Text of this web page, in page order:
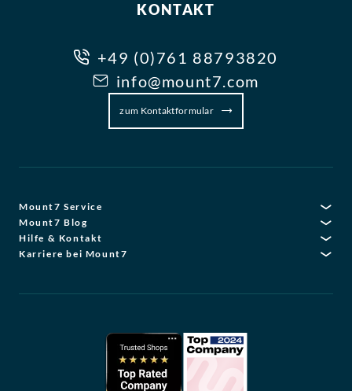
KONTAKT
+49 (0)761 88793820
info@mount7.com
zum Kontaktformular
Mount7 Service
Mount7 Blog
Hilfe & Kontakt
Karriere bei Mount7